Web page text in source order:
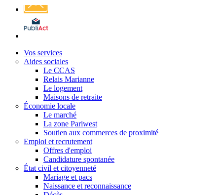
Affichage
légal
Vos services
Aides sociales
Le CCAS
Relais Marianne
Le logement
Maisons de retraite
Économie locale
Le marché
La zone Pariwest
Soutien aux commerces de proximité
Emploi et recrutement
Offres d'emploi
Candidature spontanée
État civil et citoyenneté
Mariage et pacs
Naissance et reconnaissance